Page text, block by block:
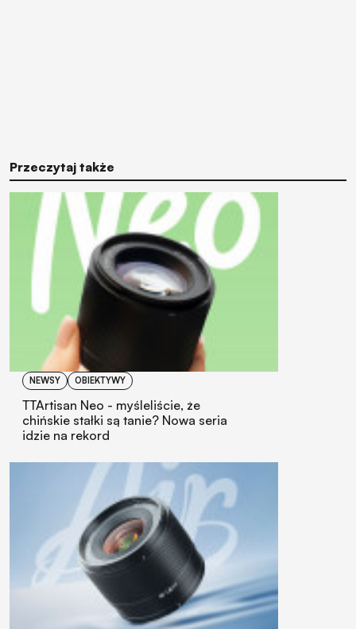
Przeczytaj także
NEWSY OBIEKTYWY
TTArtisan Neo - myśleliście, że
chińskie stałki są tanie? Nowa seria
idzie na rekord